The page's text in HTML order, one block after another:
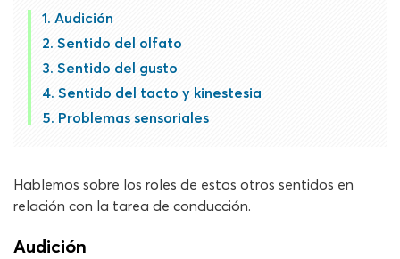
Audición
Sentido del olfato
Sentido del gusto
Sentido del tacto y kinestesia
Problemas sensoriales
Hablemos sobre los roles de estos otros sentidos en
relación con la tarea de conducción.
Audición